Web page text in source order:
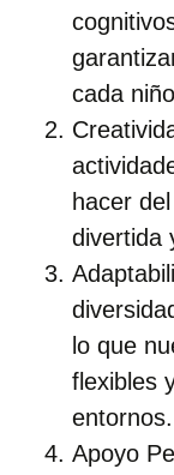
cada
hacer
divertida
lo que
flexibles
entornos.
Apoyo